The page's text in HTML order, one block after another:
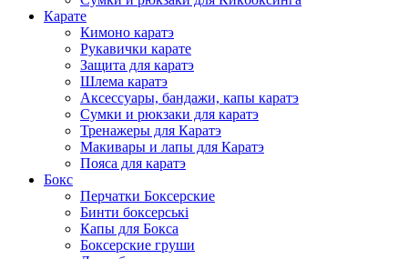
Карате
Кимоно каратэ
Рукавички карате
Защита для каратэ
Шлема каратэ
Аксессуары, бандажи, капы каратэ
Сумки и рюкзаки для каратэ
Тренажеры для Каратэ
Макивары и лапы для Каратэ
Пояса для каратэ
Бокс
Перчатки Боксерские
Бинти боксерські
Капы для Бокса
Боксерские груши